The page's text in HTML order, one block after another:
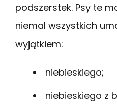
podszerstek. Psy te
niemal wszystkich
wyjątkiem:
niebieskiego;
niebieskiego z